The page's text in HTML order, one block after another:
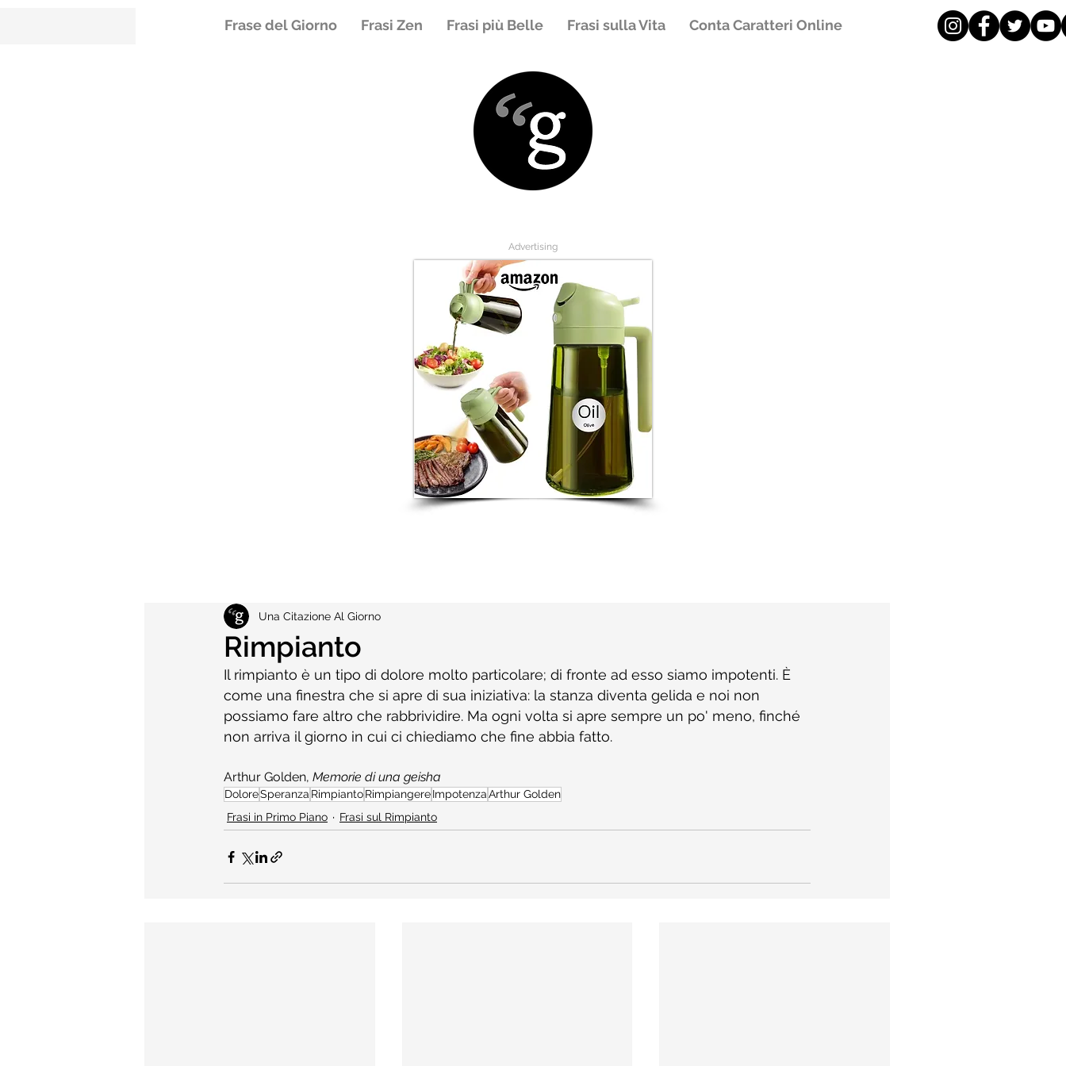
Frase del Giorno Frasi Zen Frasi più Belle Frasi sulla Vita Conta Caratteri Online
Rimpianto
Una Citazione Al Giorno
Il rimpianto è un tipo di dolore molto particolare; di fronte ad esso siamo impotenti. È
come una finestra che si apre di sua iniziativa: la stanza diventa gelida e noi non
possiamo fare altro che rabbrividire. Ma ogni volta si apre sempre un po' meno, finché
non arriva il giorno in cui ci chiediamo che fine abbia fatto.
Arthur Golden, Memorie di una geisha
DoloreSperanza RimpiantoRimpiangereImpotenzaArthur Golden
Frasi in Primo Piano
Frasi sul Rimpianto
Advertising